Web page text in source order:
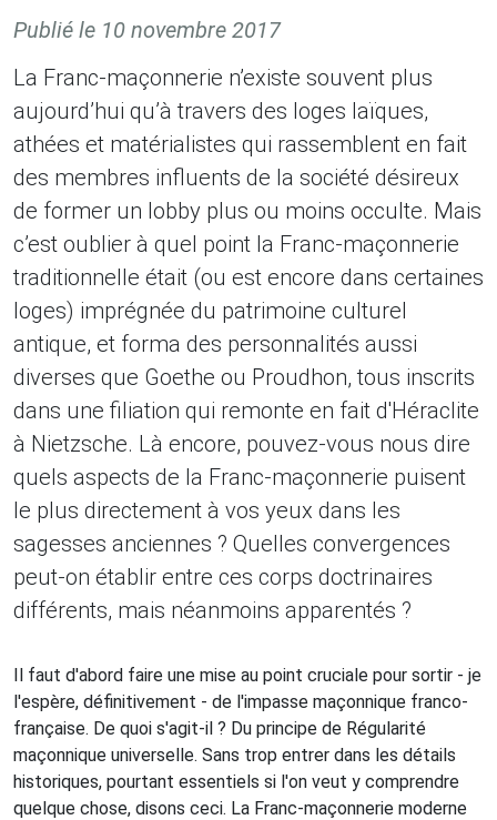
Publié le 10 novembre 2017
La Franc-maçonnerie n’existe souvent plus
aujourd’hui qu’à travers des loges laïques,
athées et matérialistes qui rassemblent en fait
des membres influents de la société désireux
de former un lobby plus ou moins occulte. Mais
c’est oublier à quel point la Franc-maçonnerie
traditionnelle était (ou est encore dans certaines
loges) imprégnée du patrimoine culturel
antique, et forma des personnalités aussi
diverses que Goethe ou Proudhon, tous inscrits
dans une filiation qui remonte en fait d'Héraclite
à Nietzsche. Là encore, pouvez-vous nous dire
quels aspects de la Franc-maçonnerie puisent
le plus directement à vos yeux dans les
sagesses anciennes ? Quelles convergences
peut-on établir entre ces corps doctrinaires
différents, mais néanmoins apparentés ?
Il faut d'abord faire une mise au point cruciale pour sortir - je
l'espère, définitivement - de l'impasse maçonnique franco-
française. De quoi s'agit-il ? Du principe de Régularité
maçonnique universelle. Sans trop entrer dans les détails
historiques, pourtant essentiels si l'on veut y comprendre
quelque chose, disons ceci. La Franc-maçonnerie moderne